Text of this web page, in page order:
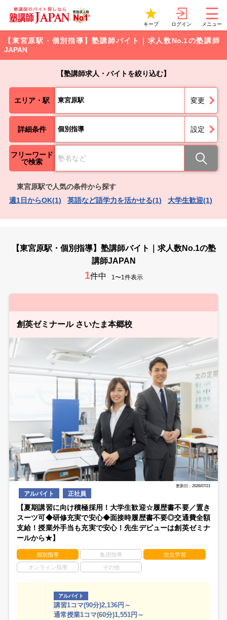
キープ ログイン メニュー
【東宮原駅・個別指導】塾講師バイト｜求人数No.1の塾講師
JAPAN
【塾講師求人・バイトを絞り込む】
エリア・駅 東宮原駅 変更
詳細条件 個別指導 設定
フリーワード
で検索
東宮原駅で人気の条件から探す
週1日からOK(1)
英語など語学力を活かせる(1) 大学生歓迎(1)
【東宮原駅・個別指導】塾講師バイト｜求人数No.1の塾
講師JAPAN
1件中 1〜1件表示
創英ゼミナール さいたま本郷校
更新日：2026/07/21
アルバイト 正社員
【夏期講習に向け積極採用！大学生歓迎☆履歴書不要／置き
スーツ可◆研修充実で安心◆面接時履歴書不要◎交通費全額
支給！授業外手当も充実で安心！先生デビューは創英ゼミナ
ールから★】
個別指導 集団指導 自立学習
オンライン指導 その他
アルバイト
講習1コマ(90分)2,136円～
通常授業1コマ(60分)1,551円～